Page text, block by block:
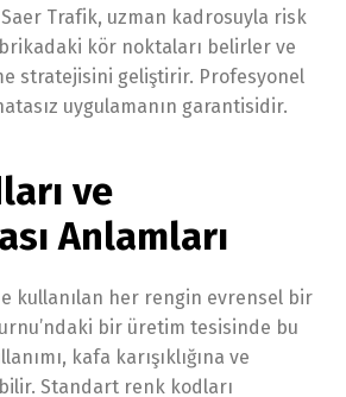
Trafik, uzman kadrosuyla risk
kör noktaları belirler ve
stratejisini geliştirir. Profesyonel
uygulamanın garantisidir.
ve
Anlamları
kullanılan her rengin evrensel bir
bir üretim tesisinde bu
kafa karışıklığına ve
Standart renk kodları